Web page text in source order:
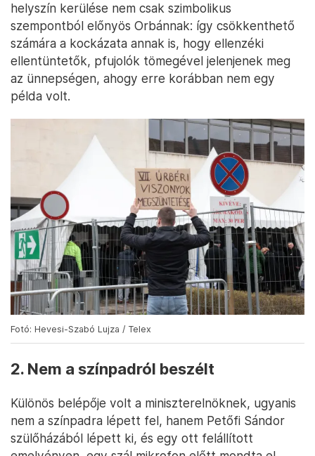
helyszín kerülése nem csak szimbolikus
szempontból előnyös Orbánnak: így csökkenthető
számára a kockázata annak is, hogy ellenzéki
ellentüntetők, pfujolók tömegével jelenjenek meg
az ünnepségen, ahogy erre korábban nem egy
példa volt.
Fotó: Hevesi-Szabó Lujza / Telex
2. Nem a színpadról beszélt
Különös belépője volt a miniszterelnöknek, ugyanis
nem a színpadra lépett fel, hanem Petőfi Sándor
szülőházából lépett ki, és egy ott felállított